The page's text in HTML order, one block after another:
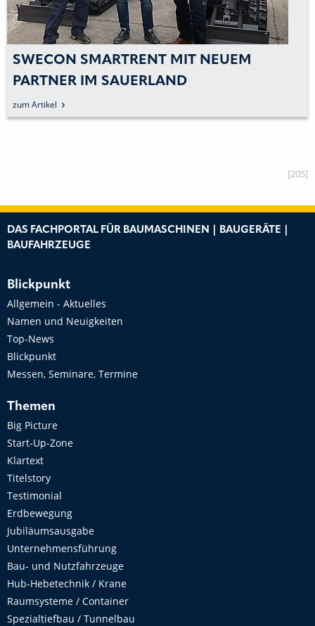
SWECON SMARTRENT MIT NEUEM
PARTNER IM SAUERLAND
zum Artikel
[205]
DAS FACHPORTAL FÜR BAUMASCHINEN | BAUGERÄTE |
BAUFAHRZEUGE
Blickpunkt
Allgemein - Aktuelles
Namen und Neuigkeiten
Top-News
Blickpunkt
Messen, Seminare, Termine
Themen
Big Picture
Start-Up-Zone
Klartext
Titelstory
Testimonial
Erdbewegung
Jubiläumsausgabe
Unternehmensführung
Bau- und Nutzfahrzeuge
Hub-Hebetechnik / Krane
Raumsysteme / Container
Spezialtiefbau / Tunnelbau